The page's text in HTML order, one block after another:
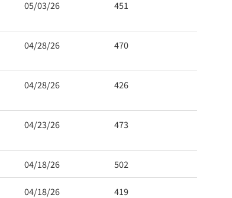
05/03/26 451
04/28/26 470
04/28/26 426
04/23/26 473
04/18/26 502
04/18/26 419